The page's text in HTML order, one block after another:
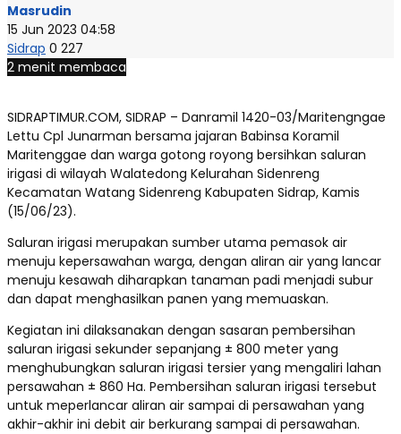
Masrudin
15 Jun 2023 04:58
Sidrap 0 227
2 menit membaca
SIDRAPTIMUR.COM, SIDRAP – Danramil 1420-03/Maritengngae
Lettu Cpl Junarman bersama jajaran Babinsa Koramil
Maritenggae dan warga gotong royong bersihkan saluran
irigasi di wilayah Walatedong Kelurahan Sidenreng
Kecamatan Watang Sidenreng Kabupaten Sidrap, Kamis
(15/06/23).
Saluran irigasi merupakan sumber utama pemasok air
menuju kepersawahan warga, dengan aliran air yang lancar
menuju kesawah diharapkan tanaman padi menjadi subur
dan dapat menghasilkan panen yang memuaskan.
Kegiatan ini dilaksanakan dengan sasaran pembersihan
saluran irigasi sekunder sepanjang ± 800 meter yang
menghubungkan saluran irigasi tersier yang mengaliri lahan
persawahan ± 860 Ha. Pembersihan saluran irigasi tersebut
untuk meperlancar aliran air sampai di persawahan yang
akhir-akhir ini debit air berkurang sampai di persawahan.